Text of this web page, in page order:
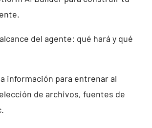
del agente: qué hará y qué
información para entrenar al
de archivos, fuentes de